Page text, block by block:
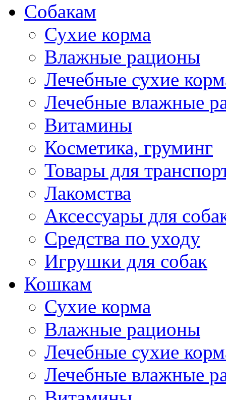
Собакам
Сухие корма
Влажные рационы
Лечебные сухие
Лечебные влажные
Витамины
Косметика, груминг
Товары для
Лакомства
Аксессуары для
Средства по уходу
Игрушки для собак
Кошкам
Сухие корма
Влажные рационы
Лечебные сухие
Лечебные влажные